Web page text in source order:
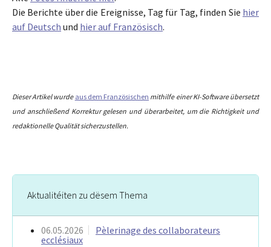
Die Berichte über die Ereignisse, Tag für Tag, finden Sie hier
auf Deutsch und hier auf Französisch.
Dieser Artikel wurde aus dem Französischen mithilfe einer KI-Software übersetzt
und anschließend Korrektur gelesen und überarbeitet, um die Richtigkeit und
redaktionelle Qualität sicherzustellen.
Aktualitéiten zu dësem Thema
06.05.2026
Pèlerinage des collaborateurs
ecclésiaux